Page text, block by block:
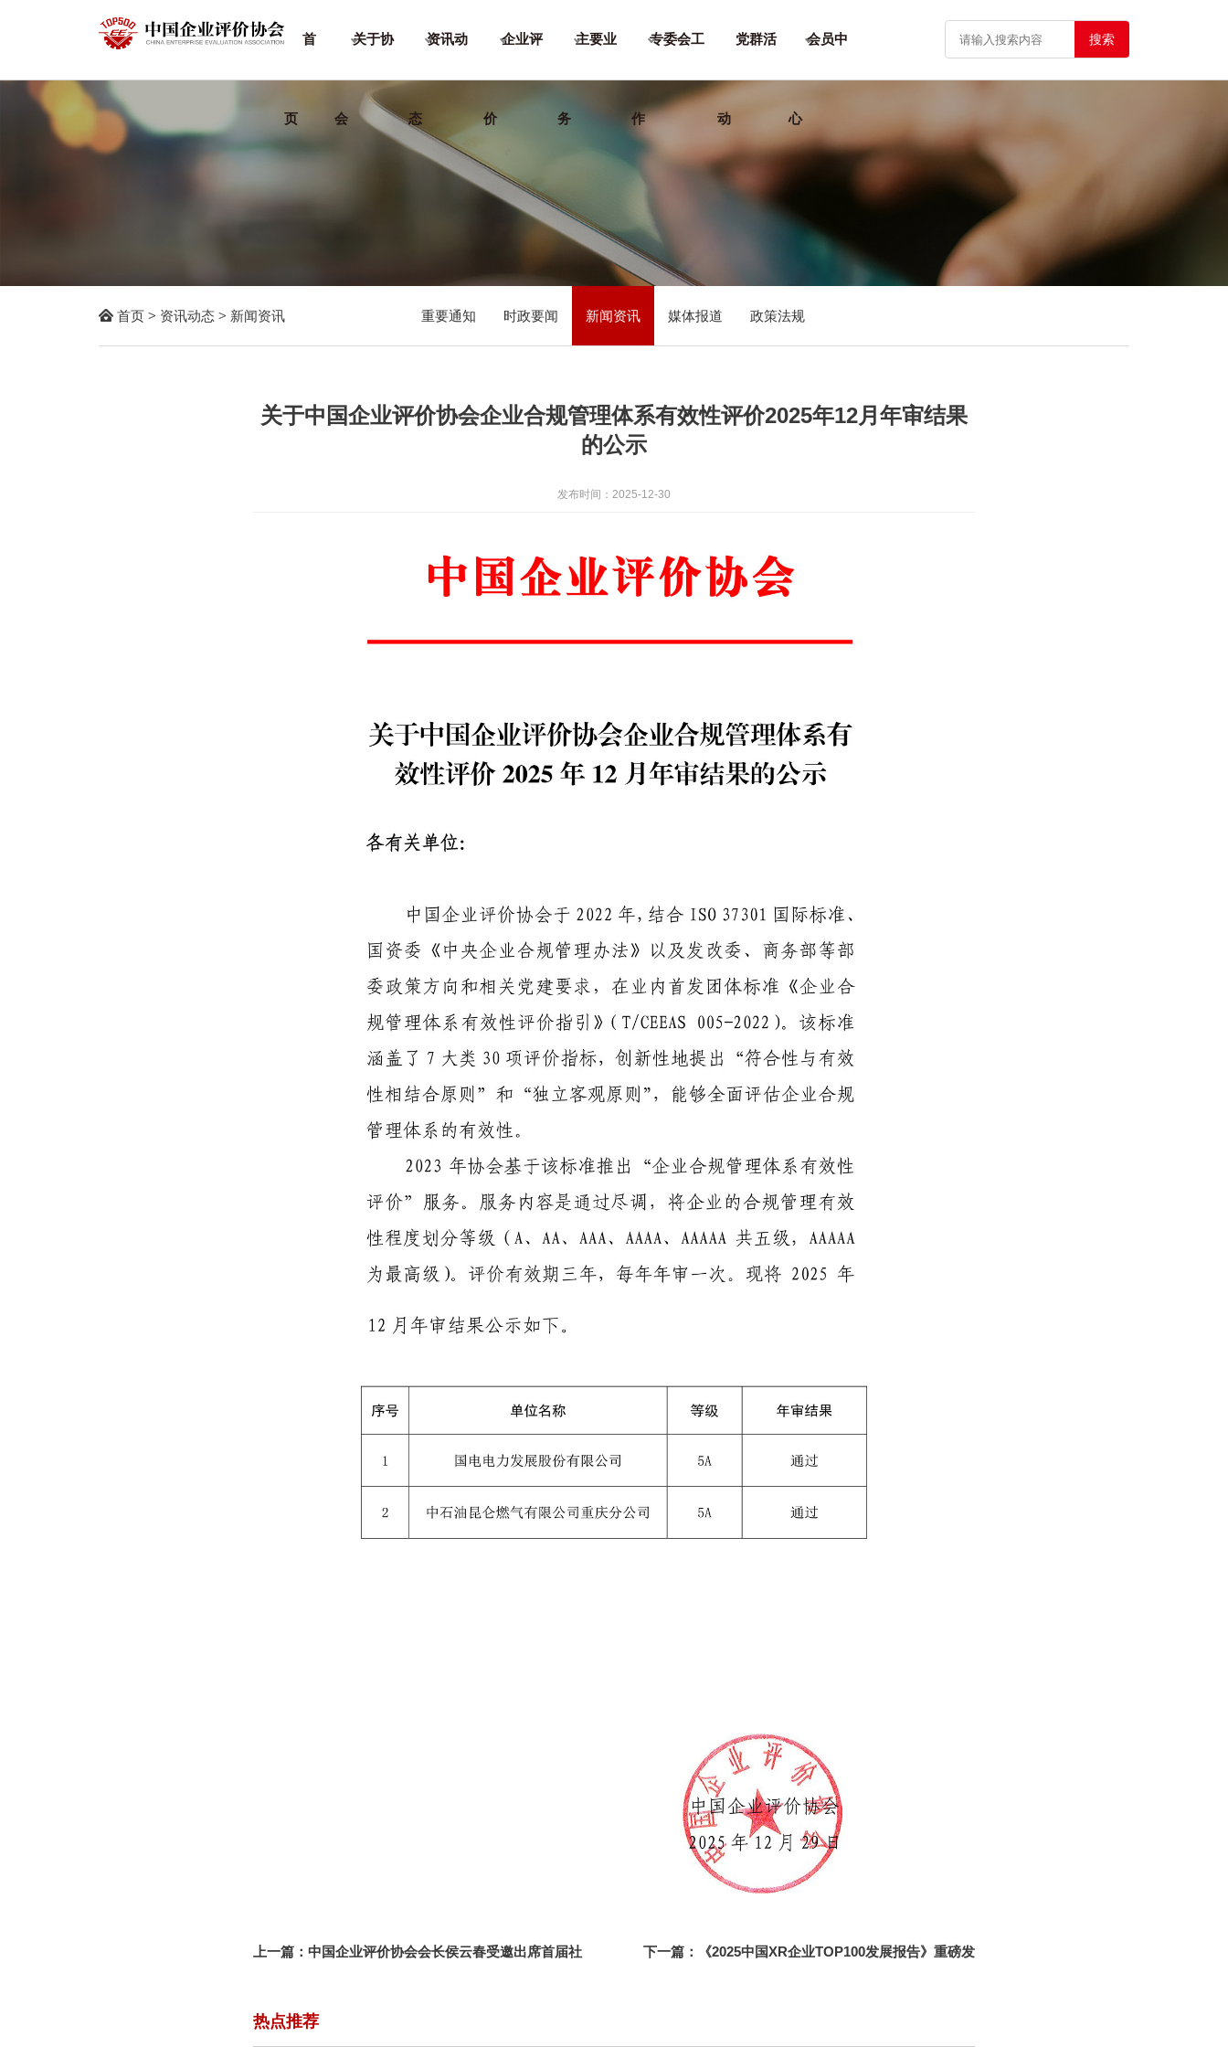
首
页
关于协
会
资讯动
态
企业评
价
主要业
务
专委会工
作
党群活
动
会员中
心
搜索
 首页 >资讯动态 >新闻资讯 重要通知 时政要闻 新闻资讯 媒体报道 政策法规
关于中国企业评价协会企业合规管理体系有效性评价2025年12月年审结果
的公示
发布时间：2025-12-30
上一篇： 中国企业评价协会会长侯云春受邀出席首届社
下一篇：
《2025中国XR企业TOP100发展报告》重磅发
热点推荐